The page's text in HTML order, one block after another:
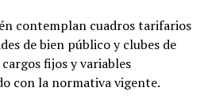
contemplan cuadros tarifarios
de bien público y clubes de
fijos y variables
con la normativa vigente.